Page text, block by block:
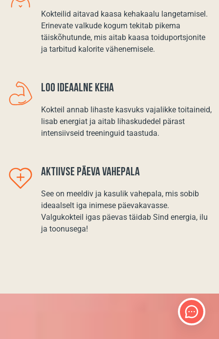
Kokteilid aitavad kaasa kehakaalu langetamisel.
Erinevate valkude kogum tekitab pikema
täiskõhutunde, mis aitab kaasa toiduportsjonite
ja tarbitud kalorite vähenemisele.
LOO IDEAALNE KEHA
Kokteil annab lihaste kasvuks vajalikke toitaineid,
lisab energiat ja aitab lihaskudedel pärast
intensiivseid treeninguid taastuda.
AKTIIVSE PÄEVA VAHEPALA
See on meeldiv ja kasulik vahepala, mis sobib
ideaalselt iga inimese päevakavasse.
Valgukokteil igas päevas täidab Sind energia, ilu
ja toonusega!